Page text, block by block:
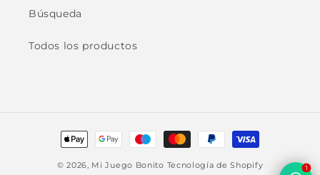
Búsqueda
Todos los productos
Formas
de
pago
© 2026, Mi Juego Bonito Tecnología de Shopify 1